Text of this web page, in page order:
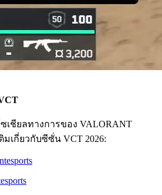
ชียลทางการของ VALORANT
มเกี่ยวกับซีซั่น VCT 2026: